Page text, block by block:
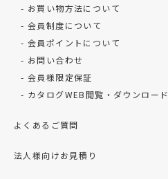
お買い物方法について
会員制度について
会員ポイントについて
お問い合わせ
会員様限定保証
カタログWEB閲覧・ダウンロード
よくあるご質問
法人様向けお見積り